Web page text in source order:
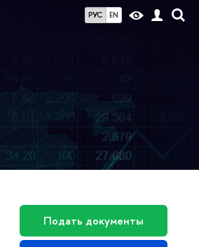
РУС EN
Подать документы